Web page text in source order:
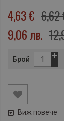
4,63 € 6,62
9,06 лв.
Брой
Виж повече